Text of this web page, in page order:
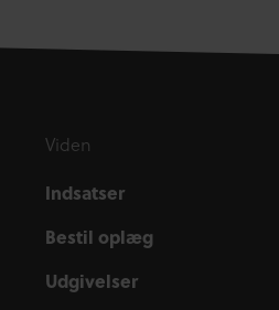
Viden
Indsatser
Bestil oplæg
Udgivelser